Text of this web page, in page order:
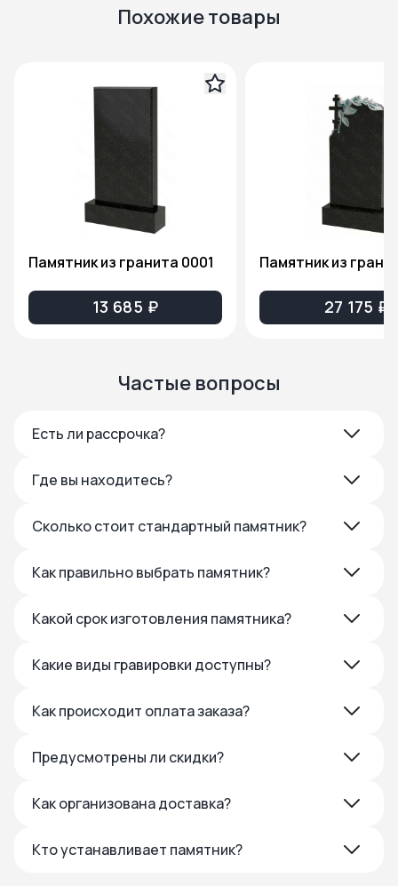
Похожие товары
Памятник из гранита 0001
13 685 ₽ 27 175 ₽
Частые вопросы
Есть ли рассрочка?
Где вы находитесь?
Сколько стоит стандартный памятник?
Как правильно выбрать памятник?
Какой срок изготовления памятника?
Какие виды гравировки доступны?
Как происходит оплата заказа?
Предусмотрены ли скидки?
Как организована доставка?
Кто устанавливает памятник?